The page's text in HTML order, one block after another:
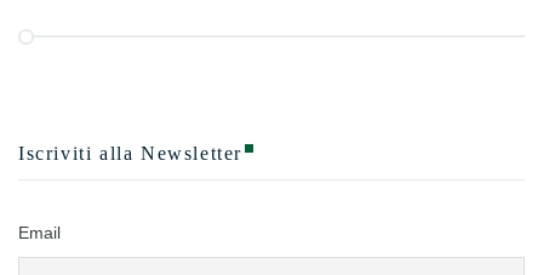
Iscriviti alla Newsletter
Email